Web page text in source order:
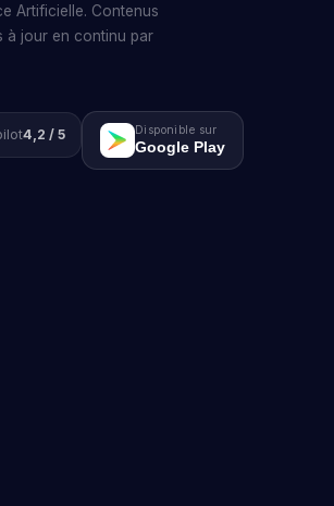
Artificielle. Contenus
à jour en continu par
4,2 / 5 Disponible sur
Google Play